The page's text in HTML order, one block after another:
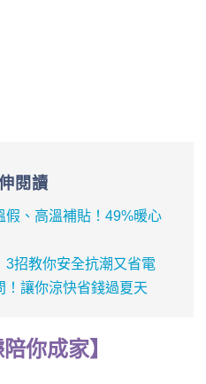
閱讀
假、高溫補貼！49%暖心
3招教你安全抗潮又省電
！讓你涼快省錢過夏天
陪你成家】